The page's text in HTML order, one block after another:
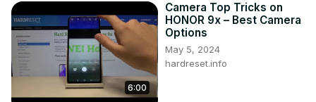
6:00
Camera Top Tricks on
HONOR 9x – Best Camera
Options
May 5, 2024
hardreset.info